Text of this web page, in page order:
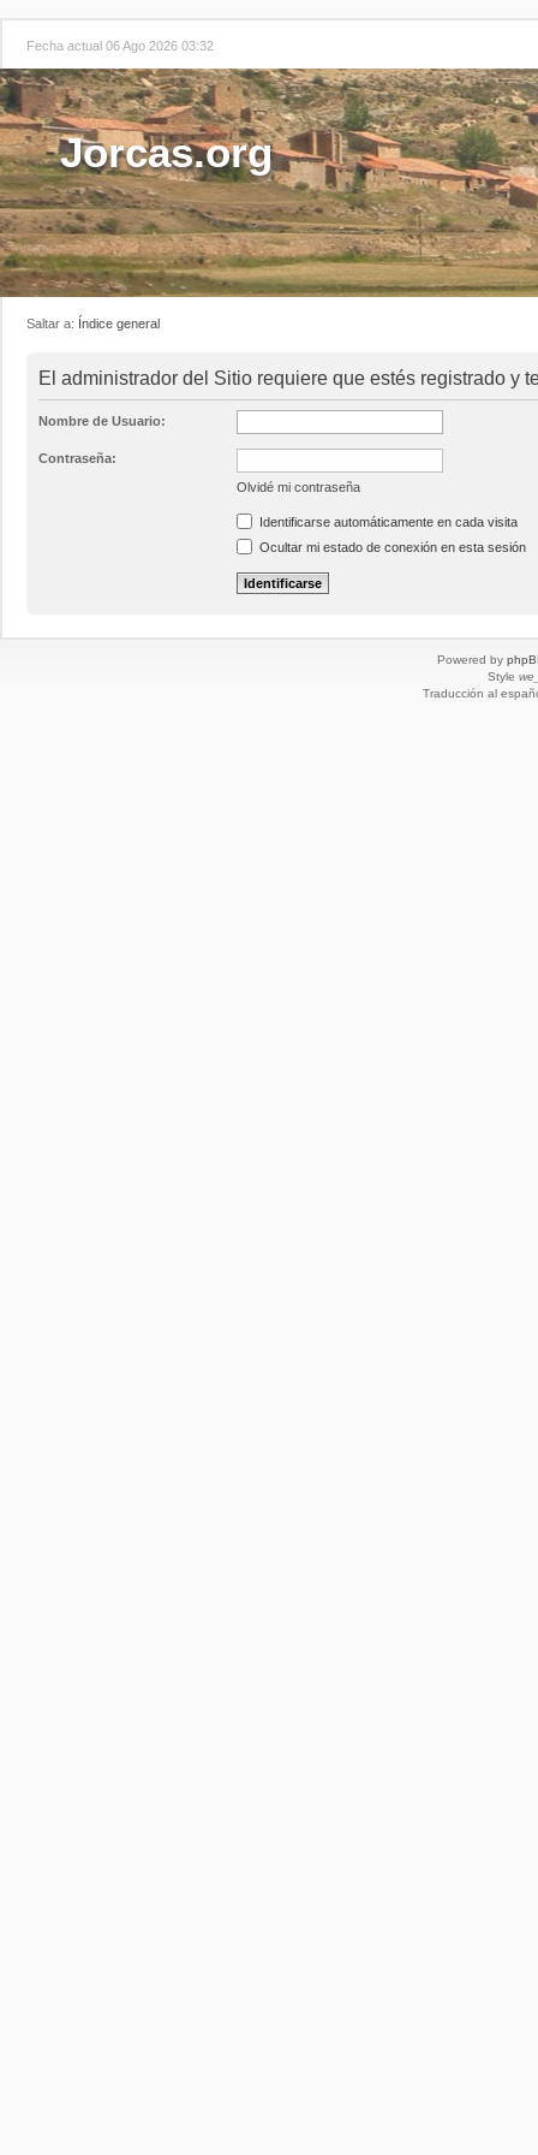
Fecha actual 06 Ago 2026 03:32
Jorcas.org
Saltar a: Índice general
El administrador del Sitio requiere que estés registrado y
Nombre de Usuario:
Contraseña:
Olvidé mi contraseña
Identificarse automáticamente en cada visita
Ocultar mi estado de conexión en esta sesión
Powered by
Style
Traducción al